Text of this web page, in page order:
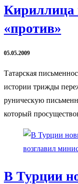
Кириллица
«против»
05.05.2009
Татарская
истории трижды
руническую
который
В Турции